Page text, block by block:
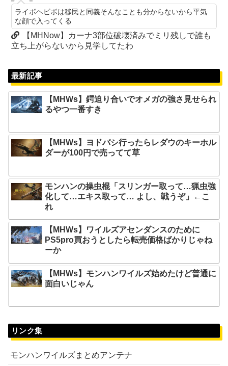
ライボヘビボは移民と同義そんなことも分からないから平気
な顔で入ってくる
【MHNow】カーナ3部位破壊済みでミリ残しで誰も
立ち上がらないから見学してたわ
最新記事
【MHWs】鍔迫り合いでオメガの強さ見せられ
るやつ一番すき
【MHWs】ヨドバシ行ったらレダウのキーホル
ダーが100円で売ってて草
モンハンの操虫棍「スリンガー取って…猟虫強
化して…エキス取って… よし、戦うぞ」←こ
れ
【MHWs】ワイルズアセンダンスのために
PS5pro買おうとしたら転売価格ばかりじゃね
ーか
【MHWs】モンハンワイルズ始めたけど普通に
面白いじゃん
リンク集
モンハンワイルズまとめアンテナ